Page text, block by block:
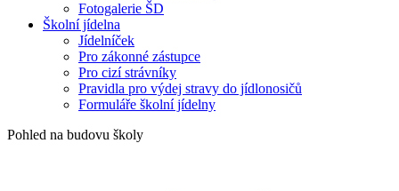
Fotogalerie ŠD
Školní jídelna
Jídelníček
Pro zákonné zástupce
Pro cizí strávníky
Pravidla pro výdej stravy do jídlonosičů
Formuláře školní jídelny
Pohled na budovu školy